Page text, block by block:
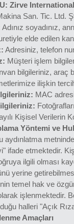
Zirve
San. Tic. Ltd.
Adınız soyadınız,
elde edilen
Adresiniz, telefon
Müşteri işlem
bilgileriniz, araç
ilişkin
MAC
Kişisel Verilerin
Yöntemi ve
aydınlatma
ifade etmektedir.
ilgili olması
yerine
temel hak ve
işlenmektedir.
halleri "Açık
Amaçları